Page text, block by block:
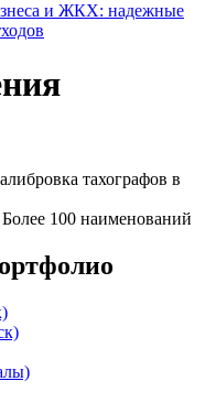
и ЖКХ: надежные
тахографов в
Более 100 наименований